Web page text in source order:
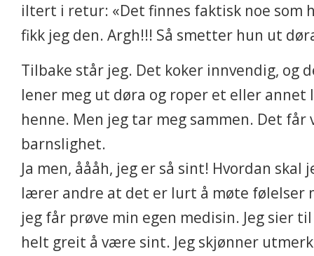
iltert i retur: «Det finnes faktisk noe som
fikk jeg den. Argh!!! Så smetter hun ut
Tilbake står jeg. Det koker innvendig, og
lener meg ut døra og roper et eller
henne. Men jeg tar meg sammen. Det
barnslighet.
Ja men, åååh, jeg er så sint! Hvordan skal
lærer andre at det er lurt å møte følelser
jeg får prøve min egen medisin. Jeg sier
helt greit å være sint. Jeg skjønner